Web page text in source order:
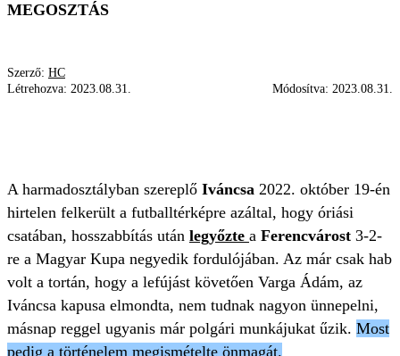
MEGOSZTÁS
Szerző: HC
Létrehozva: 2023.08.31. Módosítva: 2023.08.31.
A harmadosztályban szereplő Iváncsa 2022. október 19-én
hirtelen felkerült a futballtérképre azáltal, hogy óriási
csatában, hosszabbítás után legyőzte a Ferencvárost 3-2-
re a Magyar Kupa negyedik fordulójában. Az már csak hab
volt a tortán, hogy a lefújást követően Varga Ádám, az
Iváncsa kapusa elmondta, nem tudnak nagyon ünnepelni,
másnap reggel ugyanis már polgári munkájukat űzik. Most
pedig a történelem megismételte önmagát.